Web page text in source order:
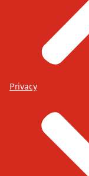
Privacy